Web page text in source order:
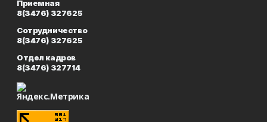
Приемная
8(3476) 327625
Сотрудничество
8(3476) 327625
Отдел кадров
8(3476) 327714